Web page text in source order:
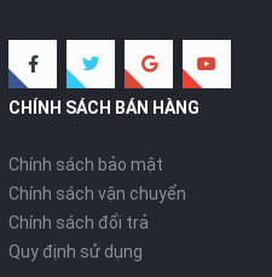
CHÍNH SÁCH BÁN HÀNG
Chính sách bảo mật
Chính sách vận chuyển
Chính sách đổi trả
Quy định sử dụng